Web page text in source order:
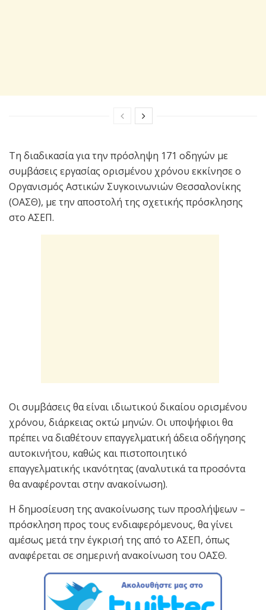
Τη διαδικασία για την πρόσληψη 171 οδηγών με
συμβάσεις εργασίας ορισμένου χρόνου εκκίνησε ο
Οργανισμός Αστικών Συγκοινωνιών Θεσσαλονίκης
(ΟΑΣΘ), με την αποστολή της σχετικής πρόσκλησης
στο ΑΣΕΠ.
Οι συμβάσεις θα είναι ιδιωτικού δικαίου ορισμένου
χρόνου, διάρκειας οκτώ μηνών. Οι υποψήφιοι θα
πρέπει να διαθέτουν επαγγελματική άδεια οδήγησης
αυτοκινήτου, καθώς και πιστοποιητικό
επαγγελματικής ικανότητας (αναλυτικά τα προσόντα
θα αναφέρονται στην ανακοίνωση).
Η δημοσίευση της ανακοίνωσης των προσλήψεων –
πρόσκληση προς τους ενδιαφερόμενους, θα γίνει
αμέσως μετά την έγκρισή της από το ΑΣΕΠ, όπως
αναφέρεται σε σημερινή ανακοίνωση του ΟΑΣΘ.